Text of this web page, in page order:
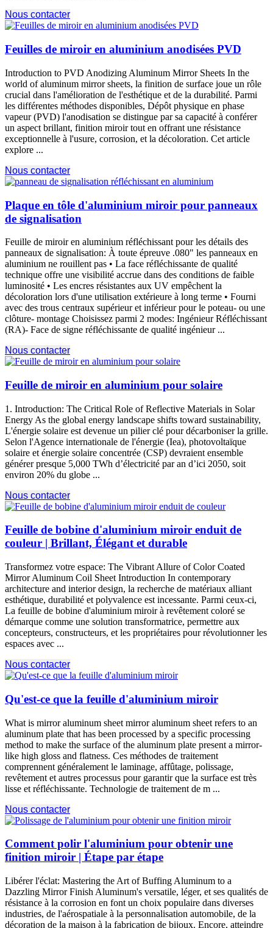
Nous contacter
Feuilles de miroir en aluminium anodisées PVD
Introduction to PVD Anodizing Aluminum Mirror Sheets In the
world of aluminum mirror sheets, la finition de surface joue un rôle
crucial dans l'amélioration de l'esthétique et de la durabilité. Parmi
les différentes méthodes disponibles, Dépôt physique en phase
vapeur (PVD) l'anodisation se distingue par sa capacité à conférer
un aspect brillant, finition miroir tout en offrant une résistance
exceptionnelle à l'usure, corrosion, et la décoloration. Cet article
explore ...
Nous contacter
Plaque en tôle d'aluminium miroir pour panneaux
de signalisation
Feuille de miroir en aluminium réfléchissant pour les détails des
panneaux de signalisation: À toute épreuve .080" les panneaux en
aluminium ne rouillent pas • La face réfléchissante de qualité
technique offre une visibilité accrue dans des conditions de faible
luminosité • Les encres résistantes aux UV empêchent la
décoloration lors d'une utilisation extérieure à long terme • Fourni
avec des trous centraux supérieur et inférieur pour le poteau- ou une
clôture- montage Choisissez parmi 2 modes: Ingénieur Réfléchissant
(RA)- Face de signe réfléchissante de qualité ingénieur ...
Nous contacter
Feuille de miroir en aluminium pour solaire
1. Introduction: The Critical Role of Reflective Materials in Solar
Energy As the global energy landscape shifts toward sustainability,
L'énergie solaire est devenue un pilier clé pour décarboniser la grille.
Selon l'Agence internationale de l'énergie (Iea), photovoltaïque
solaire et énergie solaire concentrée (CSP) devraient ensemble
générer presque 5,000 TWh d’électricité par an d’ici 2050, soit
environ 20% du globe ...
Nous contacter
Feuille de bobine d'aluminium miroir enduit de
couleur | Brillant, Élégant et durable
Transformez votre espace: The Vibrant Allure of Color Coated
Mirror Aluminum Coil Sheet Introduction In contemporary
architecture and interior design, la recherche de matériaux alliant
esthétique, durabilité et polyvalence est incessante. Parmi ceux-ci,
La feuille de bobine d'aluminium miroir à revêtement coloré se
démarque comme une solution transformatrice, permettre aux
concepteurs, constructeurs, et les propriétaires pour révolutionner les
espaces avec ...
Nous contacter
Qu'est-ce que la feuille d'aluminium miroir
What is mirror aluminum sheet mirror aluminum sheet refers to an
aluminum plate that has been processed by a specific processing
method to make the surface of the aluminum plate present a mirror-
like high gloss and flatness. Ces méthodes de traitement
comprennent généralement le laminage, affûtage, polissage,
revêtement et autres processus pour garantir que la surface est très
lisse et réfléchissante. Technologie de traitement de m ...
Nous contacter
Comment polir l'aluminium pour obtenir une
finition miroir | Étape par étape
Libérer l'éclat: Mastering the Art of Buffing Aluminum to a
Dazzling Mirror Finish Aluminum's versatile, léger, et ses qualités de
résistance à la corrosion en font un choix populaire dans diverses
industries, de l'aérospatiale à la personnalisation automobile, de la
décoration de la maison à la fabrication de bijoux. Encore, atteindre